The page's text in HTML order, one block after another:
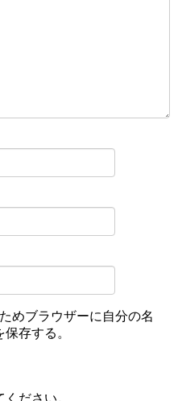
めブラウザーに自分の名
存する。
ださい。